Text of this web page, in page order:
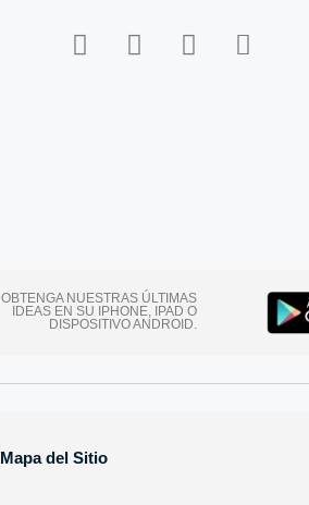
OBTENGA NUESTRAS ÚLTIMAS
IDEAS EN SU IPHONE, IPAD O
DISPOSITIVO ANDROID.
Mapa del Sitio